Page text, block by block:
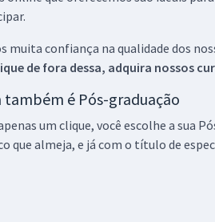
muita confiança na qualidade dos
de fora dessa, adquira nossos
também é Pós-graduação
um clique, você escolhe a sua
que almeja, e já com o título de